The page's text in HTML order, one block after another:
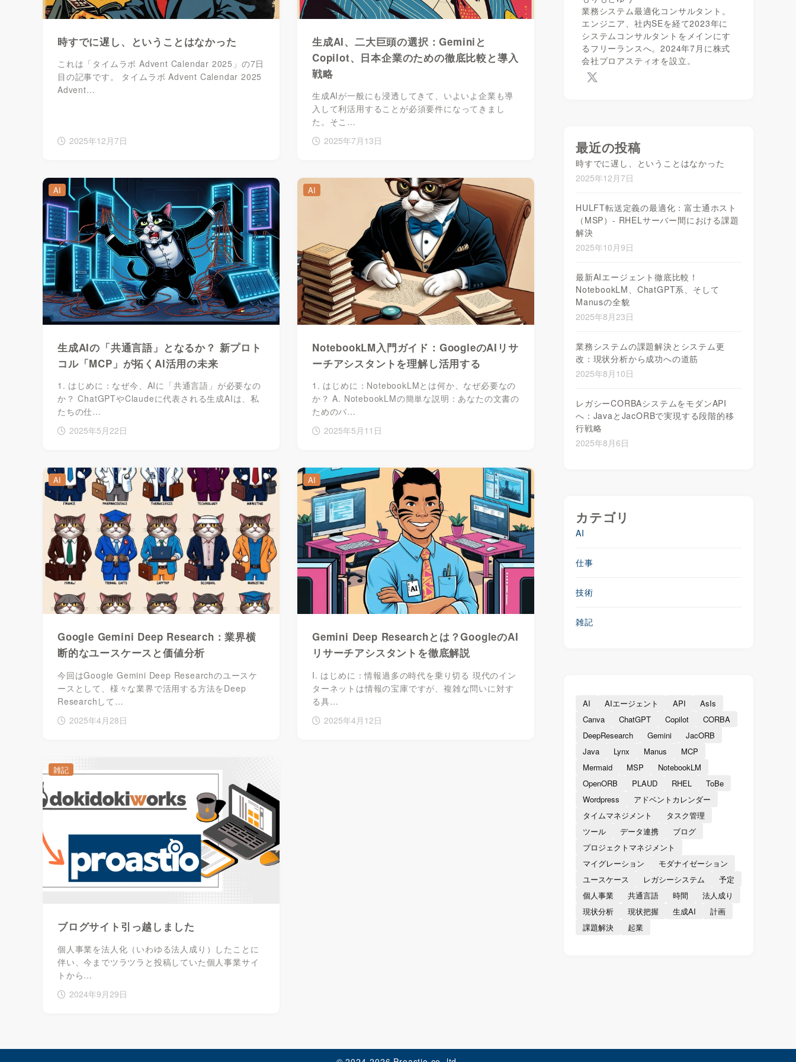
時すでに遅し、ということはなかった
これは「タイムラボ Advent Calendar 2025」の7日
目の記事です。 タイムラボ Advent Calendar 2025
Advent…
2025年12月7日
生成AI、二大巨頭の選択：Geminiと
Copilot、日本企業のための徹底比較と導入
戦略
生成AIが一般にも浸透してきて、いよいよ企業も導
入して利活用することが必須要件になってきまし
た。そこ…
2025年7月13日
生成AIの「共通言語」となるか？ 新プロト
コル「MCP」が拓くAI活用の未来
1. はじめに：なぜ今、AIに「共通言語」が必要なの
か？ ChatGPTやClaudeに代表される生成AIは、私
たちの仕…
2025年5月22日
AI
NotebookLM入門ガイド：GoogleのAIリサ
ーチアシスタントを理解し活用する
1. はじめに：NotebookLMとは何か、なぜ必要なの
か？ A. NotebookLMの簡単な説明：あなたの文書の
ためのパ…
2025年5月11日
AI
Google Gemini Deep Research：業界横
断的なユースケースと価値分析
今回はGoogle Gemini Deep Researchのユースケ
ースとして、様々な業界で活用する方法をDeep
Researchして…
2025年4月28日
AI
Gemini Deep Researchとは？GoogleのAI
リサーチアシスタントを徹底解説
I. はじめに：情報過多の時代を乗り切る 現代のイン
ターネットは情報の宝庫ですが、複雑な問いに対す
る具…
2025年4月12日
AI
ブログサイト引っ越しました
個人事業を法人化（いわゆる法人成り）したことに
伴い、今までツラツラと投稿していた個人事業サイ
トから…
2024年9月29日
雑記
業務システム最適化コンサルタント。
エンジニア、社内SEを経て2023年に
システムコンサルタントをメインにす
るフリーランスへ。2024年7月に株式
会社プロアスティオを設立。
最近の投稿
時すでに遅し、ということはなかった
2025年12月7日
HULFT転送定義の最適化：富士通ホスト
（MSP）- RHELサーバー間における課題
解決
2025年10月9日
最新AIエージェント徹底比較！
NotebookLM、ChatGPT系、そして
Manusの全貌
2025年8月23日
業務システムの課題解決とシステム更
改：現状分析から成功への道筋
2025年8月10日
レガシーCORBAシステムをモダンAPI
へ：JavaとJacORBで実現する段階的移
行戦略
2025年8月6日
カテゴリ
AI
仕事
技術
雑記
AI AIエージェント API
AsIs
Canva
ChatGPT Copilot
CORBA
DeepResearch
Gemini
JacORB
Java
Lynx Manus
MCP
Mermaid
MSP
NotebookLM
OpenORB
PLAUD RHEL
ToBe
Wordpress
アドベントカレンダー
タイムマネジメント
タスク管理
ツール
データ連携
ブログ
プロジェクトマネジメント
マイグレーション
モダナイゼーション
ユースケース
レガシーシステム
予定
個人事業
共通言語 時間
法人成り
現状分析
現状把握 生成AI
計画
課題解決
起業